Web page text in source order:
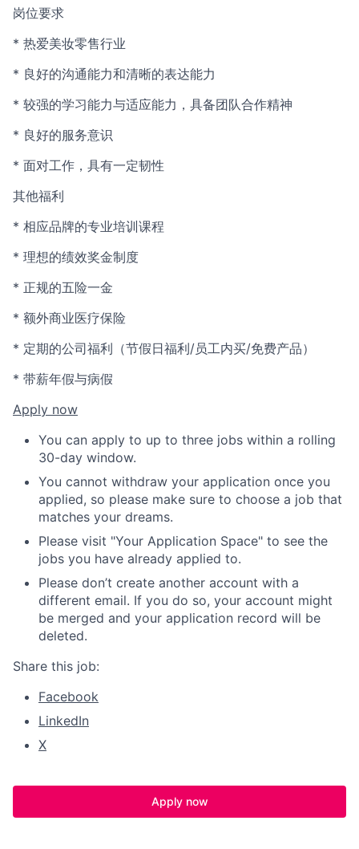
岗位要求
* 热爱美妆零售行业
* 良好的沟通能力和清晰的表达能力
* 较强的学习能力与适应能力，具备团队合作精神
* 良好的服务意识
* 面对工作，具有一定韧性
其他福利
* 相应品牌的专业培训课程
* 理想的绩效奖金制度
* 正规的五险一金
* 额外商业医疗保险
* 定期的公司福利（节假日福利/员工内买/免费产品）
* 带薪年假与病假
Apply now
You can apply to up to three jobs within a rolling
30-day window.
You cannot withdraw your application once you
applied, so please make sure to choose a job that
matches your dreams.
Please visit "Your Application Space" to see the
jobs you have already applied to.
Please don’t create another account with a
different email. If you do so, your account might
be merged and your application record will be
deleted.
Share this job:
Facebook
LinkedIn
X
Apply now